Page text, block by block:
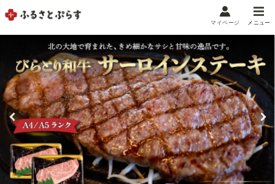
メニュー
マイメニュー
マイページ
お気に入り 閲覧履歴
メニュー
お礼の品から探す
お礼の品をカテゴリや金額で絞り込み
マイページ